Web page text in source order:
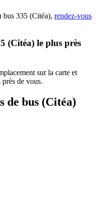
bus 335 (Citéa), rendez-vous
(Citéa) le plus près
sur la carte et
de vous.
de bus (Citéa)